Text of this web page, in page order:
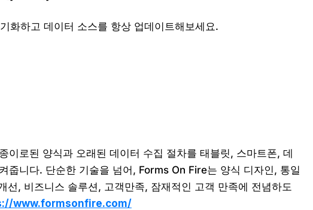
화하고 데이터 소스를 항상 업데이트해보세요.
이로된 양식과 오래된 데이터 수집 절차를 태블릿, 스마트폰, 데
줍니다. 단순한 기술을 넘어, Forms On Fire는 양식 디자인, 통일
, 비즈니스 솔루션, 고객만족, 잠재적인 고객 만족에 전념하도
www.formsonfire.com/